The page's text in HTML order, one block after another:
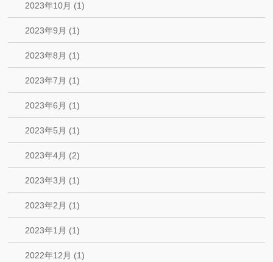
2023年10月 (1)
2023年9月 (1)
2023年8月 (1)
2023年7月 (1)
2023年6月 (1)
2023年5月 (1)
2023年4月 (2)
2023年3月 (1)
2023年2月 (1)
2023年1月 (1)
2022年12月 (1)